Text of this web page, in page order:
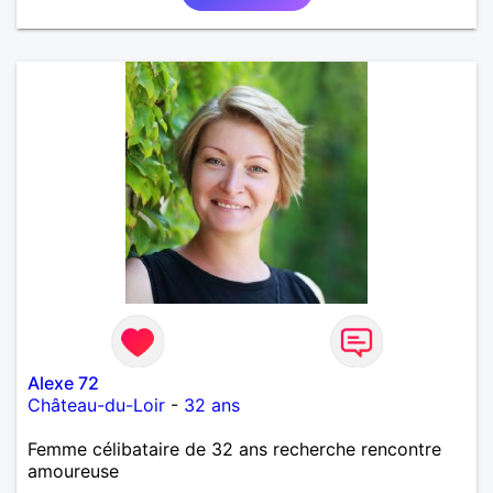
Alexe 72
Château-du-Loir - 32 ans
Femme célibataire de 32 ans recherche rencontre
amoureuse